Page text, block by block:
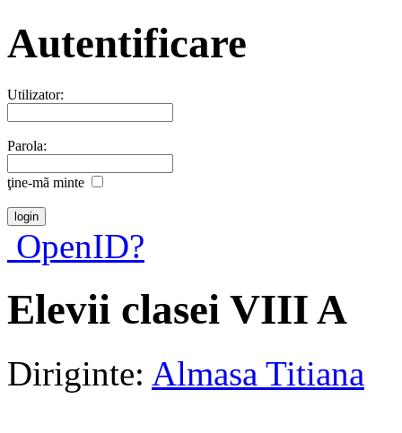
Autentificare
Utilizator:
Parola:
ţine-mã minte
OpenID?
Elevii clasei VIII A
Diriginte: Almasa Titiana